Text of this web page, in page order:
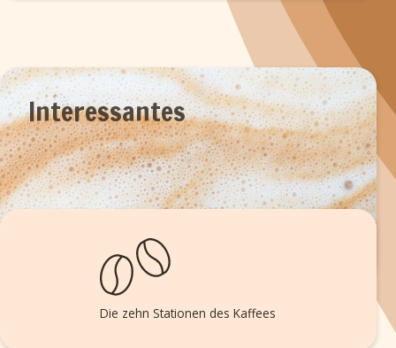
Interessantes
Die zehn Stationen des Kaffees